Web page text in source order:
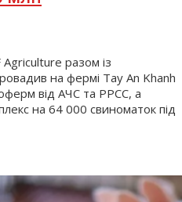
Agriculture разом із
на фермі Tay An Khanh
від АЧС та РРСС, а
на 64 000 свиноматок під